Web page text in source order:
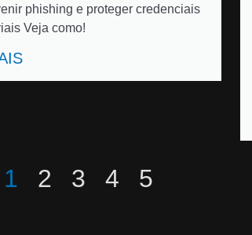
phishing e proteger credenciais
Veja como!
1 2 3 4 5